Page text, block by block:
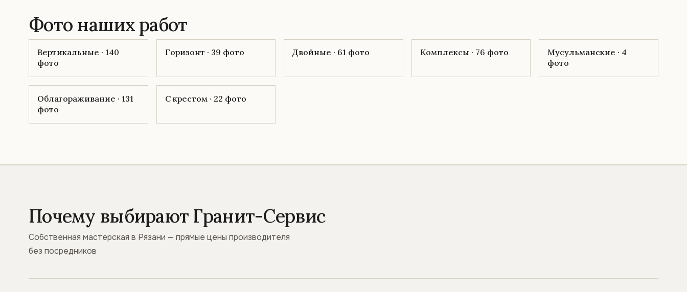
Фото наших работ
Вертикальные · 140
фото
Горизонт · 39 фото Двойные · 61 фото Комплексы · 76 фото
Мусульманские · 4
фото
Облагораживание · 131
фото
С крестом · 22 фото
Почему выбирают Гранит-Сервис
Собственная мастерская в Рязани — прямые цены производителя
без посредников